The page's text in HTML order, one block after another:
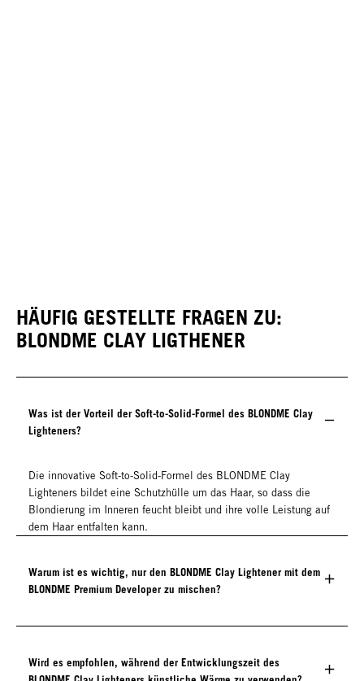
HÄUFIG GESTELLTE FRAGEN ZU:
BLONDME CLAY LIGTHENER
Was ist der Vorteil der Soft-to-Solid-Formel des BLONDME Clay
Lighteners?
Die innovative Soft-to-Solid-Formel des BLONDME Clay
Lighteners bildet eine Schutzhülle um das Haar, so dass die
Blondierung im Inneren feucht bleibt und ihre volle Leistung auf
dem Haar entfalten kann.
Warum ist es wichtig, nur den BLONDME Clay Lightener mit dem
BLONDME Premium Developer zu mischen?
Wird es empfohlen, während der Entwicklungszeit des